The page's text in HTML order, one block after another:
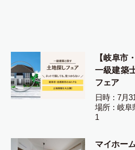
【岐阜市
一級建築
フェア
日時：7月
場所：岐阜
1
マイホー